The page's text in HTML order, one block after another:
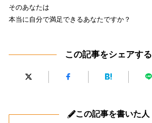
そのあなたは
本当に自分で満足できるあなたですか？
この記事をシェアする
この記事を書いた人